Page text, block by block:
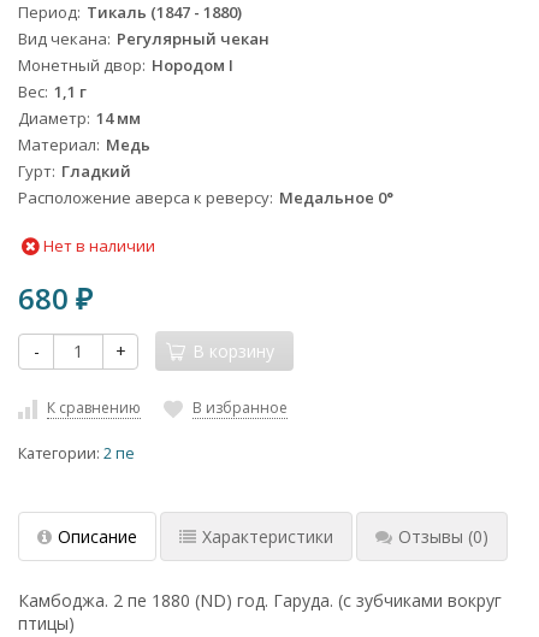
Период Тикаль (1847 - 1880)
Вид чекана Регулярный чекан
Монетный двор Нородом I
Вес 1,1 г
Диаметр 14 мм
Материал Медь
Гурт Гладкий
Расположение аверса к реверсу Медальное 0°
Нет в наличии
680 ₽
- + В корзину
К сравнению В избранное
Категории: 2 пе
Описание Характеристики Отзывы (0)
Камбоджа. 2 пе 1880 (ND) год. Гаруда. (с зубчиками вокруг
птицы)